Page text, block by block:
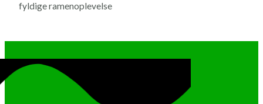
fyldige ramenoplevelse